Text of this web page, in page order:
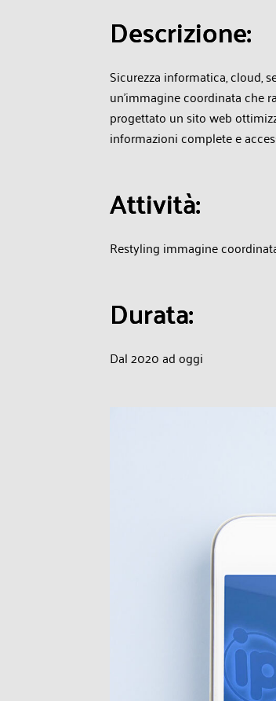
Descrizione:
Sicurezza informatica, cloud,
un'immagine coordinata che
progettato un sito web
informazioni complete e
Attività:
Restyling immagine
Durata:
Dal 2020 ad oggi